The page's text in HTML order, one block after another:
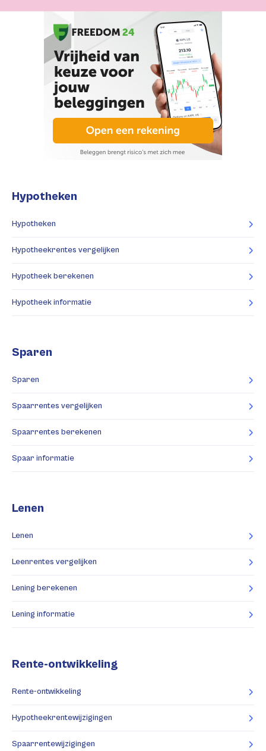
Hypotheken
Hypotheken
Hypotheekrentes vergelijken
Hypotheek berekenen
Hypotheek informatie
Sparen
Sparen
Spaarrentes vergelijken
Spaarrentes berekenen
Spaar informatie
Lenen
Lenen
Leenrentes vergelijken
Lening berekenen
Lening informatie
Rente-ontwikkeling
Rente-ontwikkeling
Hypotheekrentewijzigingen
Spaarrentewijzigingen